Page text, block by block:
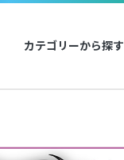
カテゴリーから探す